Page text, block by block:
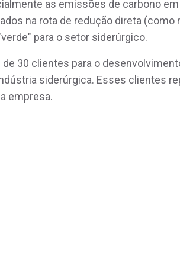
as emissões de carbono em
na rota de redução direta (como
para o setor siderúrgico.
30 clientes para o
siderúrgica. Esses clientes
empresa.